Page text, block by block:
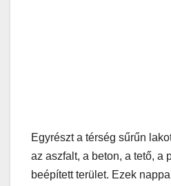
Egyrészt a térség sűrűn
az aszfalt, a beton, a tető, a
beépített terület. Ezek